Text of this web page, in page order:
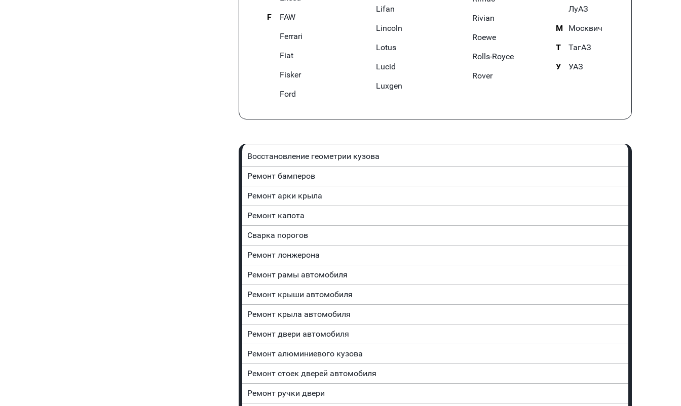
F
FAW
Ferrari
Fiat
Fisker
Ford
Lifan
Lincoln
Lotus
Lucid
Luxgen
Rivian
Roewe
Rolls-Royce
Rover
ЛуАЗ
М
Москвич
Т
ТагАЗ
У
УАЗ
Восстановление геометрии кузова
Ремонт бамперов
Ремонт арки крыла
Ремонт капота
Сварка порогов
Ремонт лонжерона
Ремонт рамы автомобиля
Ремонт крыши автомобиля
Ремонт крыла автомобиля
Ремонт двери автомобиля
Ремонт алюминиевого кузова
Ремонт стоек дверей автомобиля
Ремонт ручки двери